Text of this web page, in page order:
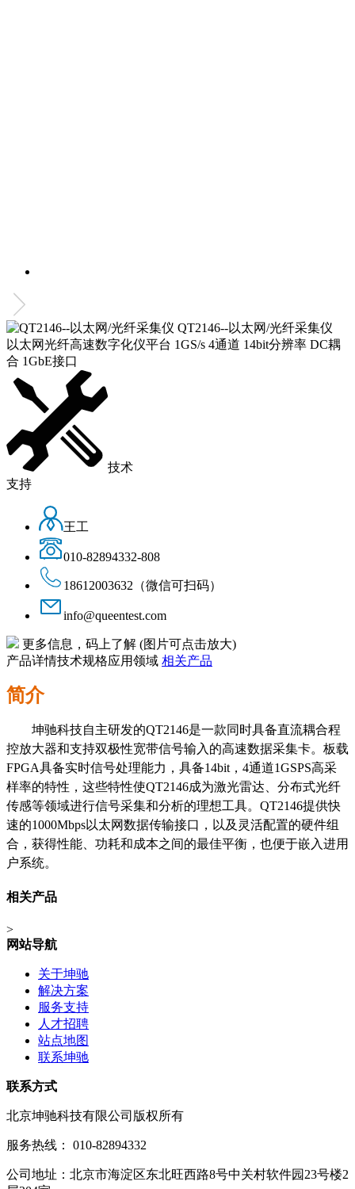
QT2146--以太网/光纤采集仪
以太网光纤高速数字化仪平台 1GS/s 4通道 14bit分辨率 DC耦
合 1GbE接口
技术
支持
王工
010-82894332-808
18612003632（微信可扫码）
info@queentest.com
更多信息，码上了解 (图片可点击放大)
产品详情技术规格应用领域 相关产品
简介
坤驰科技自主研发的QT2146是一款同时具备直流耦合程
控放大器和支持双极性宽带信号输入的高速数据采集卡。板载
FPGA具备实时信号处理能力，具备14bit ， 4通道1GSPS高采
样率的特性 ，这些特性使QT2146成为激光雷达、分布式光纤
传感等领域进行信号采集和分析的理想工具。 QT2146提供快
速的1000Mbps以太网数据传输接口，以及灵活配置的硬件组
合，获得性能、功耗和成本之间的最佳平衡，也便于嵌入进用
户系统。
相关产品
>
网站导航
关于坤驰
解决方案
服务支持
人才招聘
站点地图
联系坤驰
联系方式
北京坤驰科技有限公司版权所有
服务热线： 010-82894332
公司地址：北京市海淀区东北旺西路8号中关村软件园23号楼2